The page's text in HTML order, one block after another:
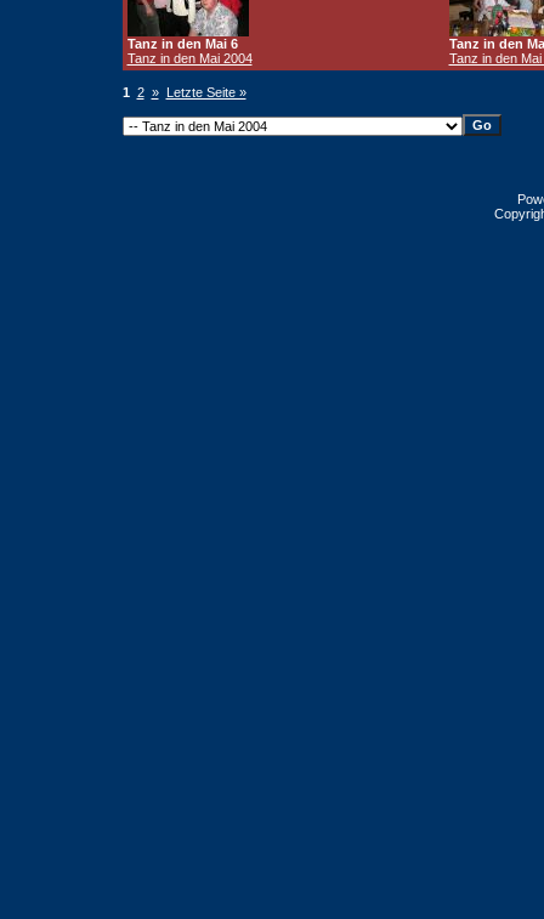
Tanz in den Mai 6
Tanz in den Mai 2004
Tanz in den
Tanz in den Mai
1 2 » Letzte Seite »